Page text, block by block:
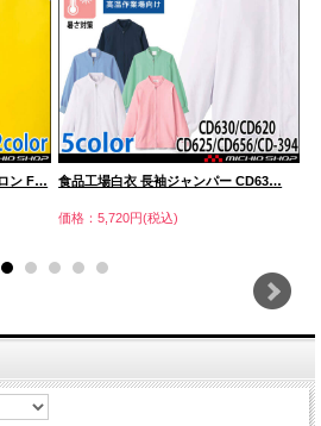
ン F… 食品工場白衣 長袖ジャンパー CD63…
価格：5,720円(税込)